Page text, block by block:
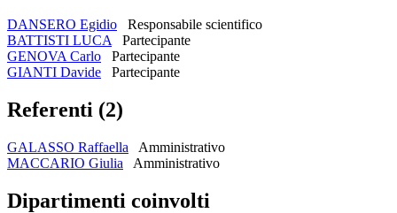
DANSERO Egidio
Responsabile scientifico
BATTISTI LUCA
Partecipante
GENOVA Carlo
Partecipante
GIANTI Davide
Partecipante
Referenti (2)
GALASSO Raffaella
Amministrativo
MACCARIO Giulia
Amministrativo
Dipartimenti coinvolti